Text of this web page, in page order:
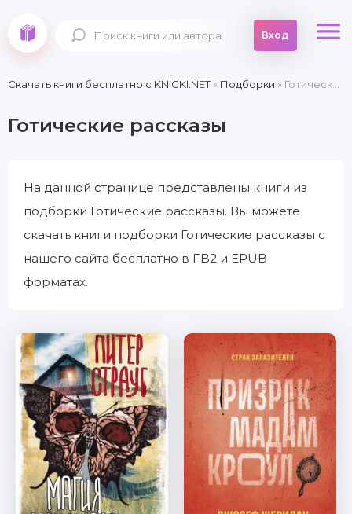
Вход
Скачать книги бесплатно c KNIGKI.NET» Подборки » Готические рассказы
Готические рассказы
На данной странице представлены книги из
подборки Готические рассказы. Вы можете
скачать книги подборки Готические рассказы с
нашего сайта бесплатно в FB2 и EPUB
форматах.